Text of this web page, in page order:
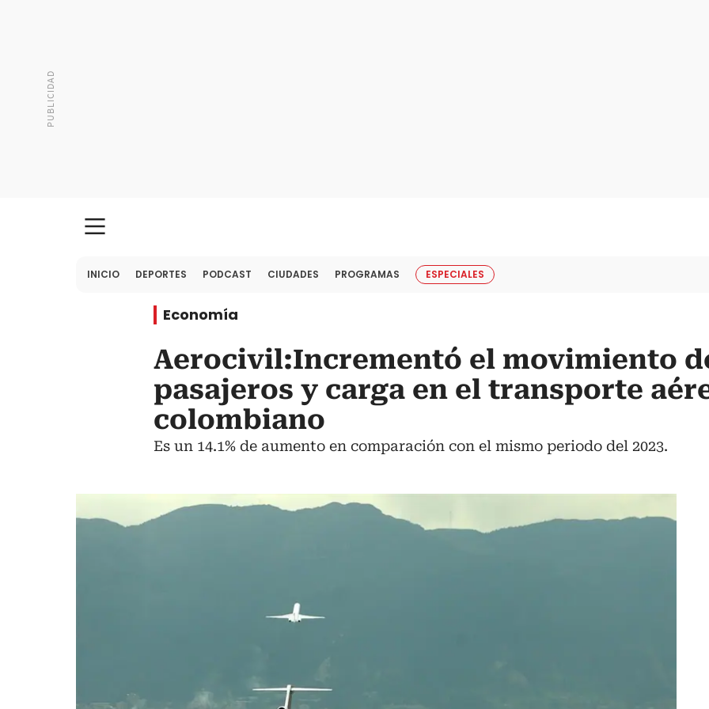
INICIO DEPORTES PODCAST CIUDADES PROGRAMAS ESPECIALES
Economía
Aerocivil:Incrementó el movimiento
pasajeros y carga en el transporte
colombiano
Es un 14.1% de aumento en comparación con el mismo periodo del 2023.